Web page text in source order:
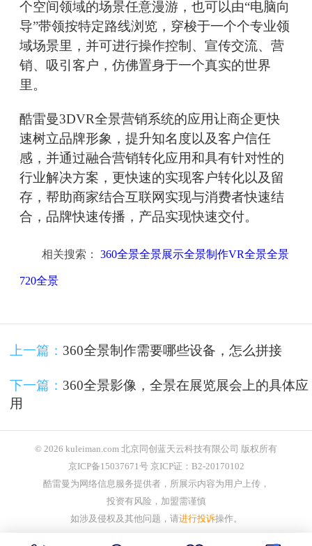
个空间领域的场景任意漫游，也可以由“电脑向
导”带领按特定路线浏览，穿梭于一个个专业领
域场景里，并可进行操作控制、宣传交流、营
销、吸引客户，仿佛置身于一个真实的世界
里。
酷雷曼3DVR全景营销系统的应用让商企更快
速树立品牌形象，提升知名度以及客户信任
感，并通过融合营销转化应用和具有针对性的
行业解决方案，更快速的实现客户转化以及留
存，帮助商家结合互联网实现与消费者快速结
合，品牌快速传播，产品实现快速交付。
相关搜索： 360全景全景展示全景制作VR全景全景
720全景
上一篇： 360全景制作需要哪些设备，怎么拼接
下一篇： 360全景影像，全景在展览展会上的具体应
用
© 2026 kuleiman.com 北京同创蓝天云科技有限公司 版权所有
京ICP备15037671号 京ICP证：B2-20170102
酷雷曼为网络信息服务提供者，所展示内容为用户上传，
投资有风险，加盟需谨慎
如涉及侵权及其他问题，请进行投诉操作。